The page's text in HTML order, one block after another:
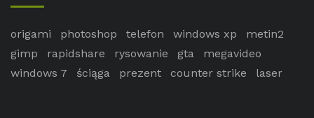
origami photoshop telefon windows xp
metin2
gimp
rapidshare rysowanie gta
megavideo
windows 7
ściąga prezent counter strike laser